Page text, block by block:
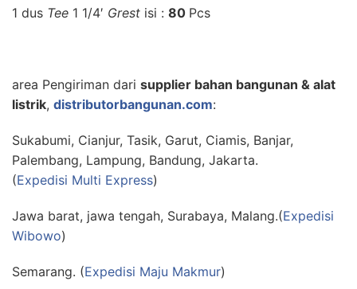
1 dus Tee 1 1/4′ Grest isi : 80 Pcs
area Pengiriman dari supplier bahan bangunan & alat
listrik, distributorbangunan.com:
Sukabumi, Cianjur, Tasik, Garut, Ciamis, Banjar,
Palembang, Lampung, Bandung, Jakarta.
(Expedisi Multi Express)
Jawa barat, jawa tengah, Surabaya, Malang.(Expedisi
Wibowo)
Semarang. (Expedisi Maju Makmur)